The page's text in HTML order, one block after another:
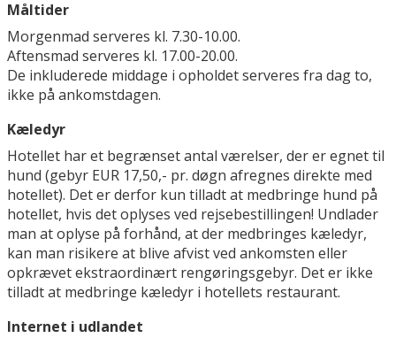
Måltider
Morgenmad serveres kl. 7.30-10.00.
Aftensmad serveres kl. 17.00-20.00.
De inkluderede middage i opholdet serveres fra dag to,
ikke på ankomstdagen.
Kæledyr
Hotellet har et begrænset antal værelser, der er egnet til
hund (gebyr EUR 17,50,- pr. døgn afregnes direkte med
hotellet). Det er derfor kun tilladt at medbringe hund på
hotellet, hvis det oplyses ved rejsebestillingen! Undlader
man at oplyse på forhånd, at der medbringes kæledyr,
kan man risikere at blive afvist ved ankomsten eller
opkrævet ekstraordinært rengøringsgebyr. Det er ikke
tilladt at medbringe kæledyr i hotellets restaurant.
Internet i udlandet